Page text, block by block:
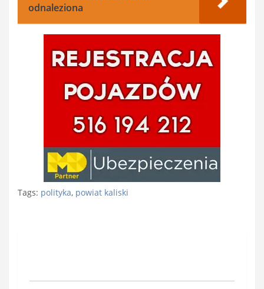
odnaleziona
Tags: polityka, powiat kaliski